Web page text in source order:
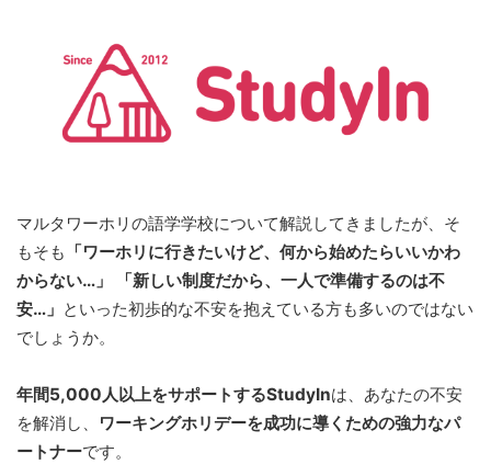
マルタワーホリの語学学校について解説してきましたが、そ
もそも 「ワーホリに行きたいけど、何から始めたらいいかわ
からない…」 「新しい制度だから、一人で準備するのは不
安…」 といった初歩的な不安を抱えている方も多いのではない
でしょうか。
年間5,000人以上をサポートするStudyInは、あなたの不安
を解消し、
ワーキングホリデーを成功に導くための強力なパ
ートナーです。